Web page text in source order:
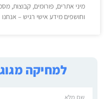
למחיקה
מיני אתרים, פורומים, קבוצות,
וחושפים מידע אישי רגיש – אנחנו